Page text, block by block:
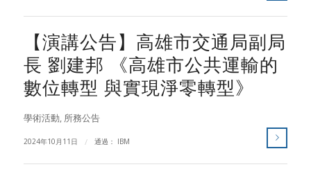
【演講公告】高雄市交通局副局
長 劉建邦 《高雄市公共運輸的
數位轉型 與實現淨零轉型》
學術活動, 所務公告
2024年10月11日 / 通過： IBM